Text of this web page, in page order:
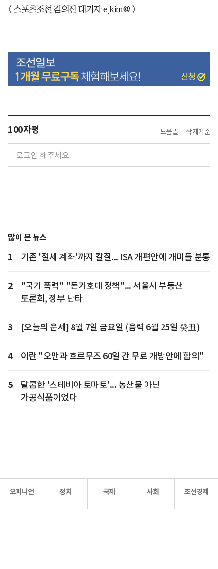
< 스포츠조선 김의진 대기자 ejkim@ >
100자평 도움말 삭제기준
많이 본 뉴스
1 기존 '절세 계좌'까지 칼질... ISA 개편안에 개미들 분통
2
"국가 폭력" "돈키호테 정책"... 서울시 부동산
토론회, 정부 난타
3 [오늘의 운세] 8월 7일 금요일 (음력 6월 25일 癸丑)
4 이란 "오만과 호르무즈 60일 간 무료 개방안에 합의"
5
달콤한 '스테비아 토마토'... 농산물 아닌
가공식품이었다
오피니언 정치 국제 사회 조선경제